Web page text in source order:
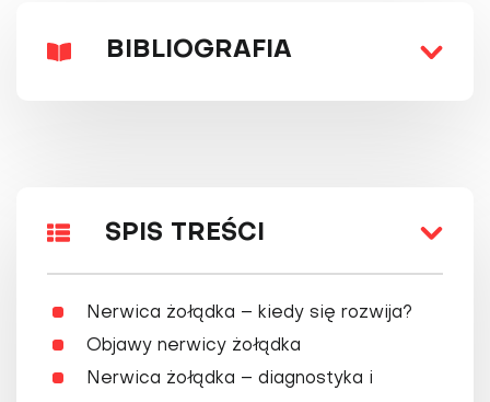
BIBLIOGRAFIA
SPIS TREŚCI
Nerwica żołądka – kiedy się rozwija?
Objawy nerwicy żołądka
Nerwica żołądka – diagnostyka i